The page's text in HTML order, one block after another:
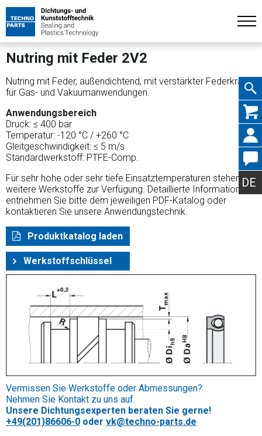
DE
Nutring mit Feder 2V2
Nutring mit Feder, außendichtend, mit verstärkter Federkraft
für Gas- und Vakuumanwendungen.
Anwendungsbereich
Druck: ≤ 400 bar
Temperatur: -120 °C / +260 °C
Gleitgeschwindigkeit: ≤ 5 m/s
Standardwerkstoff: PTFE-Comp.
Für sehr hohe oder sehr tiefe Einsatztemperaturen stehen
weitere Werkstoffe zur Verfügung. Detaillierte Informationen
entnehmen Sie bitte dem jeweiligen PDF-Katalog oder
kontaktieren Sie unsere Anwendungstechnik.
Produktkatalog laden
Werkstoffschlüssel
Vermissen Sie Werkstoffe oder Abmessungen?
Nehmen Sie Kontakt zu uns auf.
Unsere Dichtungsexperten beraten Sie gerne!
+49(201)86606-0 oder vk@techno-parts.de